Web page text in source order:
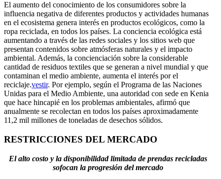
El aumento del conocimiento de los consumidores sobre la
influencia negativa de diferentes productos y actividades humanas
en el ecosistema genera interés en productos ecológicos, como la
ropa reciclada, en todos los países. La conciencia ecológica está
aumentando a través de las redes sociales y los sitios web que
presentan contenidos sobre atmósferas naturales y el impacto
ambiental. Además, la concienciación sobre la considerable
cantidad de residuos textiles que se generan a nivel mundial y que
contaminan el medio ambiente, aumenta el interés por el
reciclaje.vestir. Por ejemplo, según el Programa de las Naciones
Unidas para el Medio Ambiente, una autoridad con sede en Kenia
que hace hincapié en los problemas ambientales, afirmó que
anualmente se recolectan en todos los países aproximadamente
11,2 mil millones de toneladas de desechos sólidos.
RESTRICCIONES DEL MERCADO
El alto costo y la disponibilidad limitada de prendas recicladas
sofocan la progresión del mercado